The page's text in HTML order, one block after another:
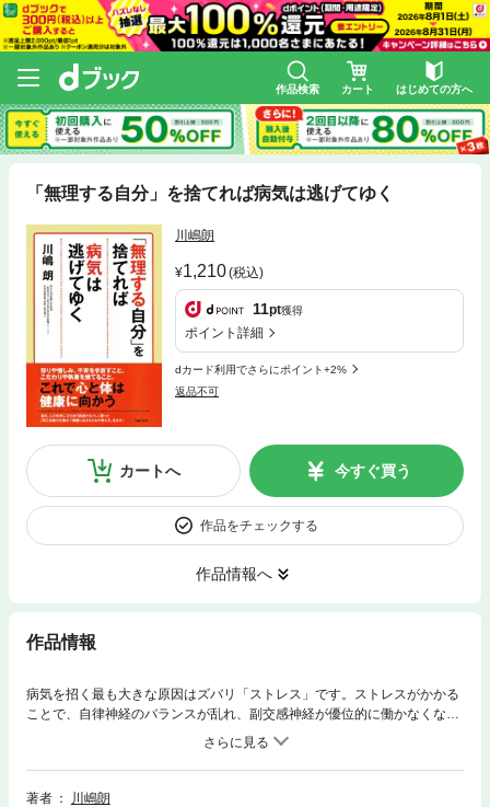
作品検索 カート はじめての方へ
「無理する自分」を捨てれば病気は逃げてゆく
川嶋朗
1,210(税込)
11pt獲得
ポイント詳細
dカード利用でさらにポイント+2%
返品不可
カートへ 今すぐ買う
作品をチェックする
作品情報へ
作品情報
病気を招く最も大きな原因はズバリ「ストレス」です。ストレスがかかる
ことで、自律神経のバランスが乱れ、副交感神経が優位的に働かなくなり
ます。ストレスは何をやっても解消することなどできません。ストレスの
原因を根こそぎなくすしかないのです。ではなくすためにはなにをしたら
いいか。「無理する自分を捨てること」です。本書では著者が日々、向き
合っている患者さんたちの具体例を紹介しながら、自律神経の乱れこそ病
著者
川嶋朗